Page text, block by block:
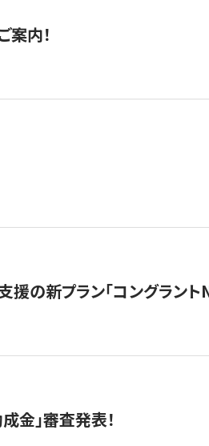
内！
の新プラン「コングラント
金」審査発表！